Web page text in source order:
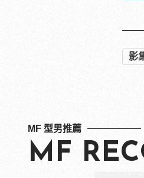
影
MF 型男推薦
MF